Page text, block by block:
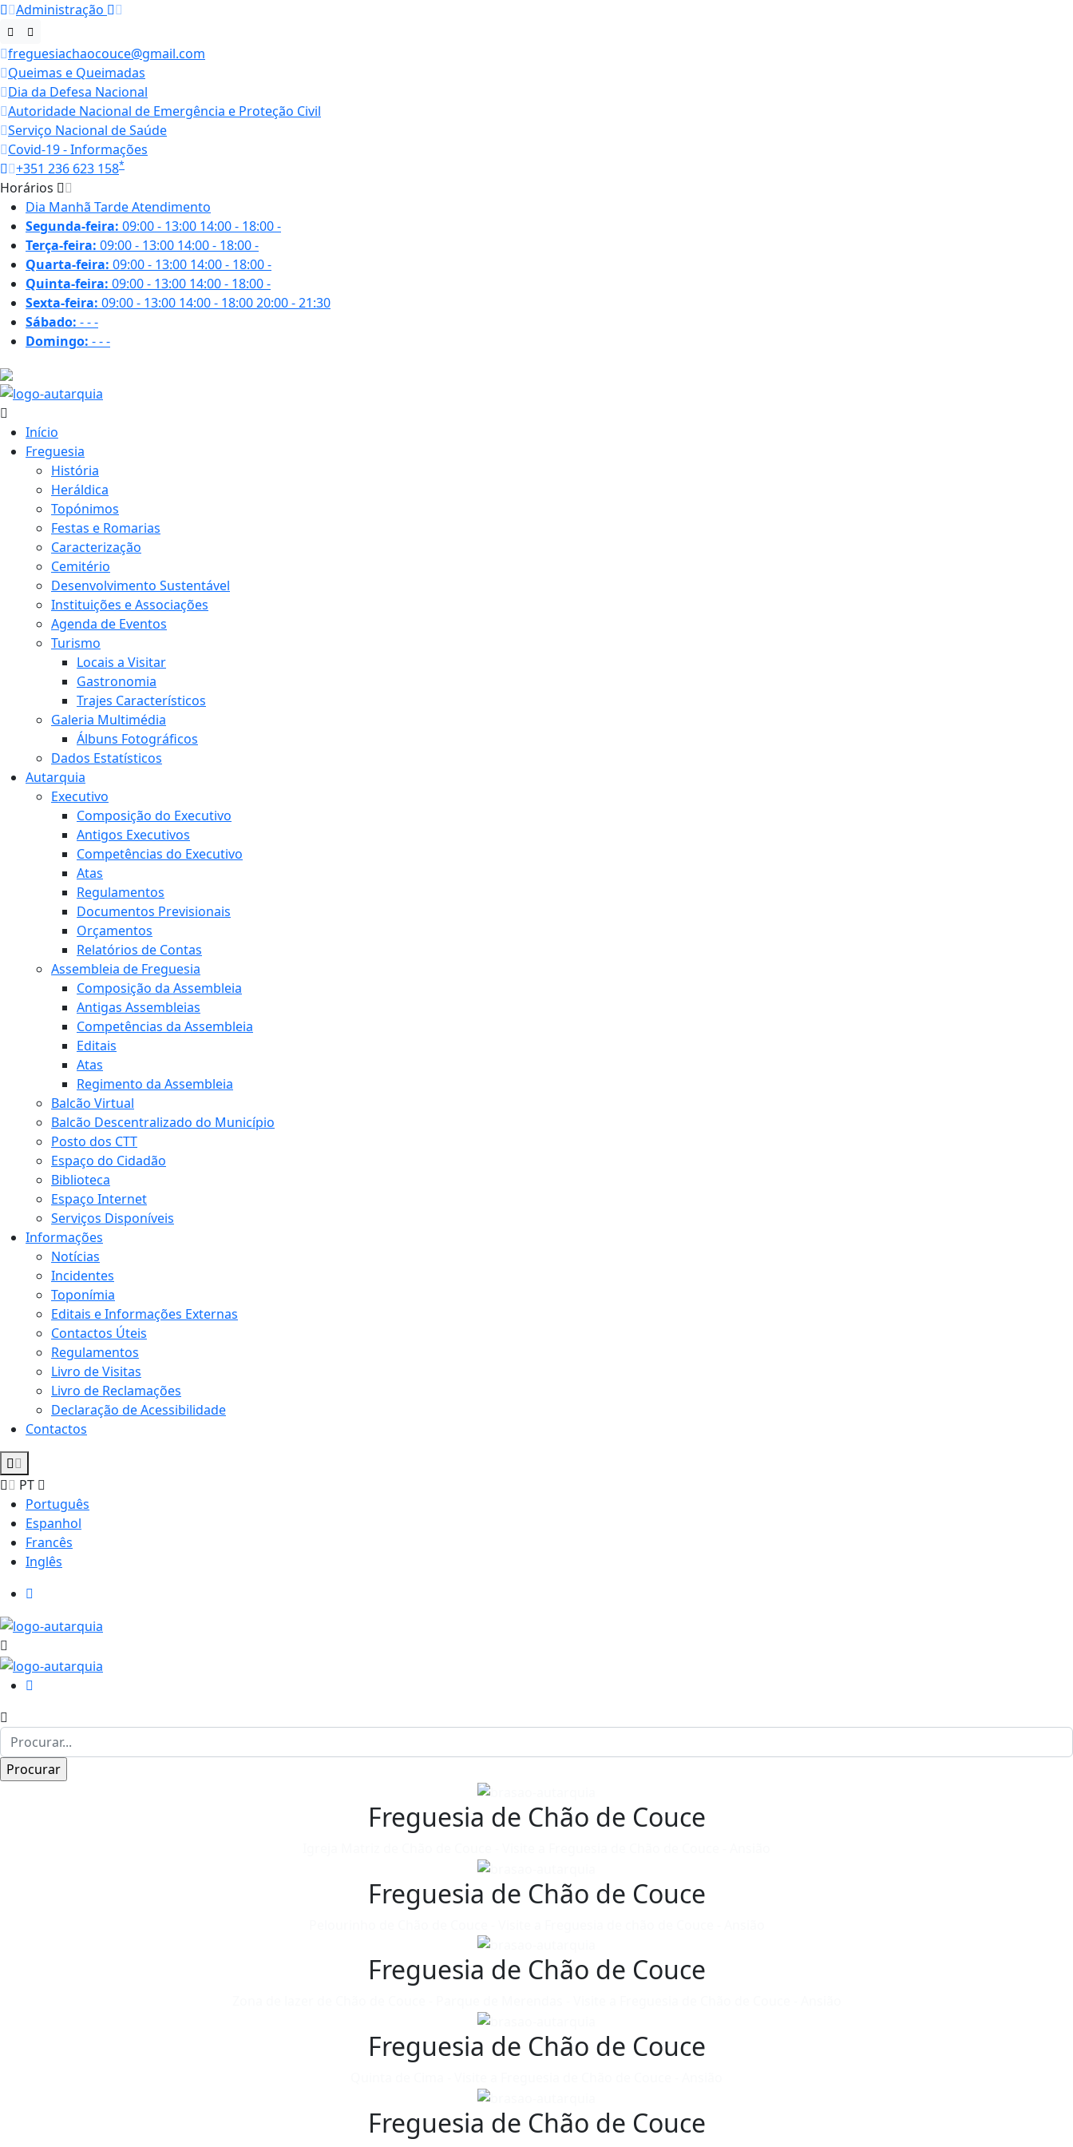
Administração
freguesiachaocouce@gmail.com
Queimas e Queimadas
Dia da Defesa Nacional
Autoridade Nacional de Emergência e Proteção Civil
Serviço Nacional de Saúde
Covid-19 - Informações
+351 236 623 158*
Horários
Dia Manhã TardeAtendimento
Segunda-feira: 09:00 - 13:00 14:00 - 18:00-
Terça-feira: 09:00 - 13:00 14:00 - 18:00-
Quarta-feira: 09:00 - 13:00 14:00 - 18:00-
Quinta-feira: 09:00 - 13:00 14:00 - 18:00-
Sexta-feira: 09:00 - 13:00 14:00 - 18:0020:00 - 21:30
Sábado: ---
Domingo: ---
Início
Freguesia
História
Heráldica
Topónimos
Festas e Romarias
Caracterização
Cemitério
Desenvolvimento Sustentável
Instituições e Associações
Agenda de Eventos
Turismo
Locais a Visitar
Gastronomia
Trajes Característicos
Galeria Multimédia
Álbuns Fotográficos
Dados Estatísticos
Autarquia
Executivo
Composição do Executivo
Antigos Executivos
Competências do Executivo
Atas
Regulamentos
Documentos Previsionais
Orçamentos
Relatórios de Contas
Assembleia de Freguesia
Composição da Assembleia
Antigas Assembleias
Competências da Assembleia
Editais
Atas
Regimento da Assembleia
Balcão Virtual
Balcão Descentralizado do Município
Posto dos CTT
Espaço do Cidadão
Biblioteca
Espaço Internet
Serviços Disponíveis
Informações
Notícias
Incidentes
Toponímia
Editais e Informações Externas
Contactos Úteis
Regulamentos
Livro de Visitas
Livro de Reclamações
Declaração de Acessibilidade
Contactos
PT
Português
Espanhol
Francês
Inglês
Freguesia de Chão de Couce
Freguesia de Chão de Couce
Freguesia de Chão de Couce
Freguesia de Chão de Couce
Freguesia de Chão de Couce